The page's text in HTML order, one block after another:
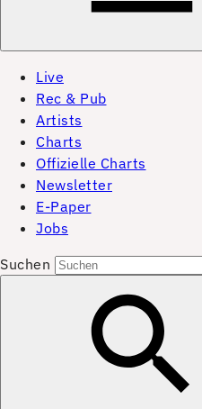
Live
Rec & Pub
Artists
Charts
Offizielle Charts
Newsletter
E-Paper
Jobs
Suchen